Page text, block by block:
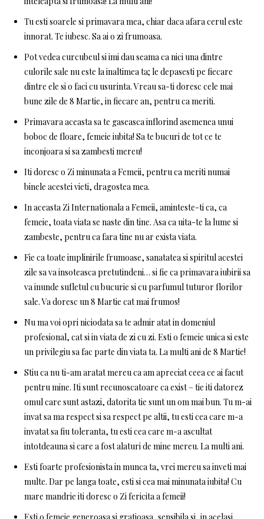
Tu esti soarele si primavara mea, chiar daca afara cerul este
innorat. Te iubesc. Sa ai o zi frumoasa.
Pot vedea curcubeul si imi dau seama ca nici una dintre
culorile sale nu este la inaltimea ta; le depasesti pe fiecare
dintre ele si o faci cu usurinta. Vreau sa-ti doresc cele mai
bune zile de 8 Martie, in fiecare an, pentru ca meriti.
Primavara aceasta sa te gaseasca inflorind asemenea unui
boboc de floare, femeie iubita! Sa te bucuri de tot ce te
inconjoara si sa zambesti mereu!
Iti doresc o Zi minunata a Femeii, pentru ca meriti numai
binele acestei vieti, dragostea mea.
In aceasta Zi Internationala a Femeii, aminteste-ti ca, ca
femeie, toata viata se naste din tine. Asa ca uita-te la lume si
zambeste, pentru ca fara tine nu ar exista viata.
Fie ca toate implinirile frumoase, sanatatea si spiritul acestei
zile sa va insoteasca pretutindeni… si fie ca primavara iubirii sa
va inunde sufletul cu bucurie si cu parfumul tuturor florilor
sale. Va doresc un 8 Martie cat mai frumos!
Nu ma voi opri niciodata sa te admir atat in ​​domeniul
profesional, cat si in viata de zi cu zi. Esti o femeie unica si este
un privilegiu sa fac parte din viata ta. La multi ani de 8 Martie!
Stiu ca nu ti-am aratat mereu ca am apreciat ceea ce ai facut
pentru mine. Iti sunt recunoscatoare ca exist – tie iti datorez
omul care sunt astazi, datorita tie sunt un om mai bun. Tu m-ai
invat sa ma respect si sa respect pe altii, tu esti cea care m-a
invatat sa fiu toleranta, tu esti cea care m-a ascultat
intotdeauna si care a fost alaturi de mine mereu. La multi ani.
Esti foarte profesionista in munca ta, vrei mereu sa inveti mai
multe. Dar pe langa toate, esti si cea mai minunata iubita! Cu
mare mandrie iti doresc o Zi fericita a femeii!